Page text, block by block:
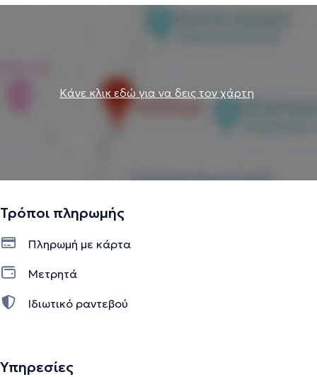
Κάνε κλικ εδώ για να δεις τον χάρτη
Τρόποι πληρωμής
Πληρωμή με κάρτα
Μετρητά
Ιδιωτικό ραντεβού
Υπηρεσίες